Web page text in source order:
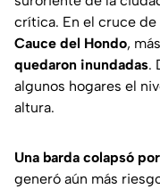
crítica. En el cruce de
Cauce del Hondo,
quedaron inundadas.
algunos hogares el
altura.
Una barda colapsó
generó aún más